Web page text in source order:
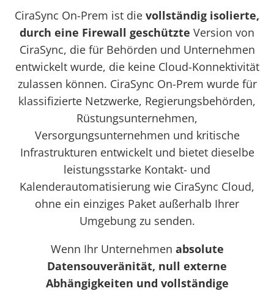
CiraSync On-Prem ist die vollständig isolierte,
durch eine Firewall geschützte Version von
CiraSync, die für Behörden und Unternehmen
entwickelt wurde, die keine Cloud-Konnektivität
zulassen können. CiraSync On-Prem wurde für
klassifizierte Netzwerke, Regierungsbehörden,
Rüstungsunternehmen,
Versorgungsunternehmen und kritische
Infrastrukturen entwickelt und bietet dieselbe
leistungsstarke Kontakt- und
Kalenderautomatisierung wie CiraSync Cloud,
ohne ein einziges Paket außerhalb Ihrer
Umgebung zu senden.
Wenn Ihr Unternehmen absolute
Datensouveränität, null externe
Abhängigkeiten und vollständige